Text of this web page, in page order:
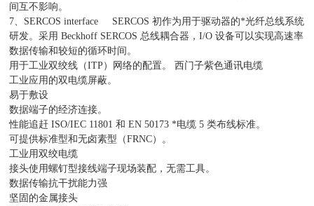
间互不影响。
7、SERCOS interface SERCOS 初作为用于驱动器的*光纤总线系统
研发。采用 Beckhoff SERCOS 总线耦合器，I/O 设备可以实现高速率
数据传输和较短的循环时间。
用于工业双绞线（ITP）网络的配置。 西门子紫色通讯电缆
工业应用的双电缆屏蔽。
易于敷设
数据端子的经济连接。
性能追赶 ISO/IEC 11801 和 EN 50173 *电缆 5 类布线标准。
可提供标准型和无卤素型（FRNC）。
工业用双绞电缆
接头使用螺钉型接线端子现场装配，无需工具。
数据传输抗干扰能力强
坚固的金属接头